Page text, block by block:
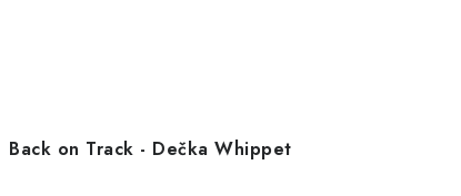
Back on Track - Dečka Whippet